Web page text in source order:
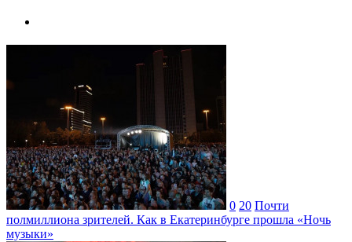
0 20 Почти
полмиллиона зрителей. Как в Екатеринбурге прошла «Ночь
музыки»